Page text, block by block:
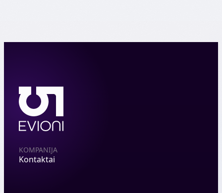
KOMPANIJA
Kontaktai